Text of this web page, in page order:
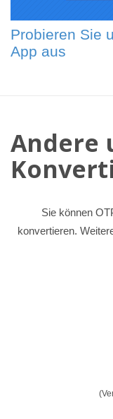
Probieren Sie
App aus
Andere
Sie können
konvertieren.